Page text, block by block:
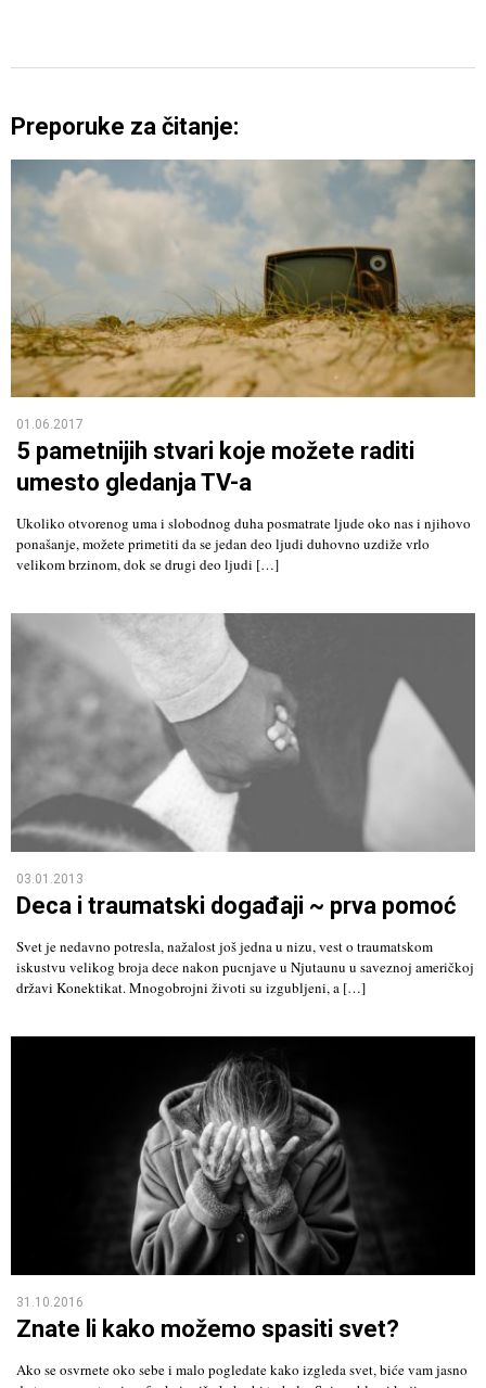
Preporuke za čitanje:
01.06.2017
5 pametnijih stvari koje možete raditi
umesto gledanja TV-a
Ukoliko otvorenog uma i slobodnog duha posmatrate ljude oko nas i njihovo
ponašanje, možete primetiti da se jedan deo ljudi duhovno uzdiže vrlo
velikom brzinom, dok se drugi deo ljudi […]
03.01.2013
Deca i traumatski događaji ~ prva pomoć
Svet je nedavno potresla, nažalost još jedna u nizu, vest o traumatskom
iskustvu velikog broja dece nakon pucnjave u Njutaunu u saveznoj američkoj
državi Konektikat. Mnogobrojni životi su izgubljeni, a […]
31.10.2016
Znate li kako možemo spasiti svet?
Ako se osvrnete oko sebe i malo pogledate kako izgleda svet, biće vam jasno